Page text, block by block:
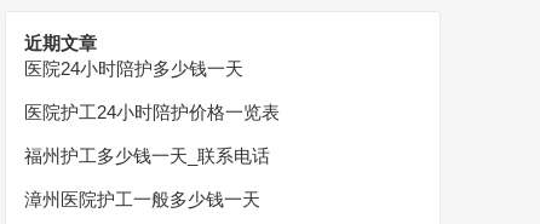
近期文章
医院24小时陪护多少钱一天
医院护工24小时陪护价格一览表
福州护工多少钱一天_联系电话
漳州医院护工一般多少钱一天